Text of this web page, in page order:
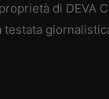
di DEVA
testata